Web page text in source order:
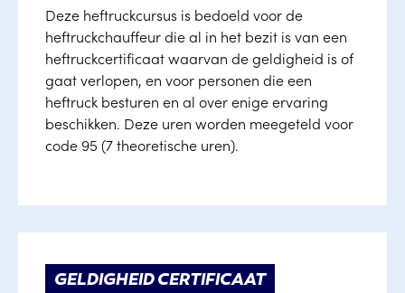
Deze heftruckcursus is bedoeld voor de
heftruckchauffeur die al in het bezit is van een
heftruckcertificaat waarvan de geldigheid is of
gaat verlopen, en voor personen die een
heftruck besturen en al over enige ervaring
beschikken. Deze uren worden meegeteld voor
code 95 (7 theoretische uren).
GELDIGHEID CERTIFICAAT